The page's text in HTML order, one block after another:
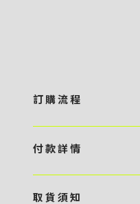
訂 購 流 程
預 約 〉，參看官網上的商品目
報價 貴客可透過電郵方式或
付 款 詳 情
・ Payme ・ 現金機入數 ・
取 貨 須 知